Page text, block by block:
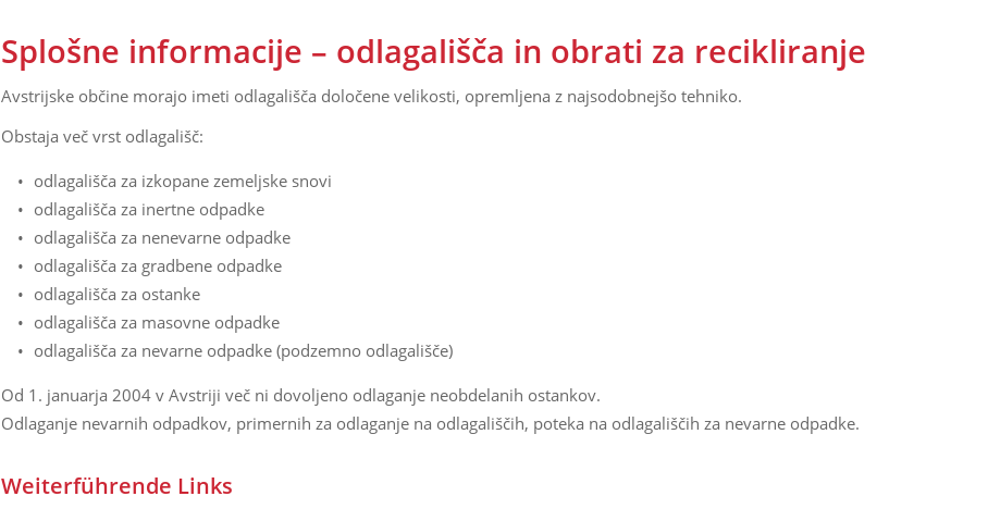
vorgesehen.
Splošne informacije – odlagališča in obrati za recikliranje
Avstrijske občine morajo imeti odlagališča določene velikosti, opremljena z najsodobnejšo tehniko.
Obstaja več vrst odlagališč:
odlagališča za izkopane zemeljske snovi
odlagališča za inertne odpadke
odlagališča za nenevarne odpadke
odlagališča za gradbene odpadke
odlagališča za ostanke
odlagališča za masovne odpadke
odlagališča za nevarne odpadke (podzemno odlagališče)
Od 1. januarja 2004 v Avstriji več ni dovoljeno odlaganje neobdelanih ostankov.
Odlaganje nevarnih odpadkov, primernih za odlaganje na odlagališčih, poteka na odlagališčih za nevarne odpadke.
Weiterführende Links